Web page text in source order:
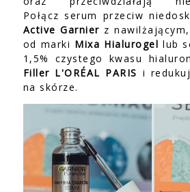
Połącz serum przeciw
Active Garnier z
od marki Mixa Hialurogel lub
1,5% czystego kwasu
Filler L'ORÉAL PARIS i
na skórze.